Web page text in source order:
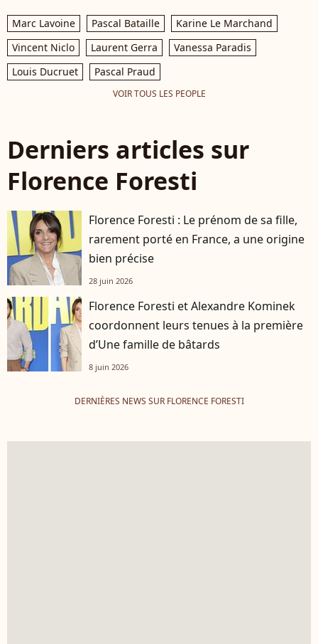
Marc Lavoine Pascal Bataille
Karine Le Marchand
Vincent Niclo
Laurent Gerra
Vanessa Paradis
Louis Ducruet
Pascal Praud
VOIR TOUS LES PEOPLE
Derniers articles sur
Florence Foresti
Florence Foresti : Le prénom de sa fille,
rarement porté en France, a une origine
bien précise
28 juin 2026
Florence Foresti et Alexandre Kominek
coordonnent leurs tenues à la première
d’Une famille de bâtards
8 juin 2026
DERNIÈRES NEWS SUR FLORENCE FORESTI